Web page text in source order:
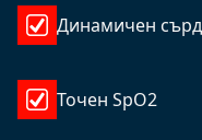
Динамичен
Точен SpO2